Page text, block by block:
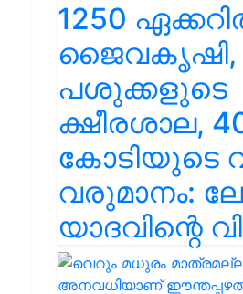
1250
ജൈവകൃഷി,
പശുക്കളുടെ
ക്ഷീരശാല,
കോടിയുടെ
വരുമാനം:
യാദവിന്റെ